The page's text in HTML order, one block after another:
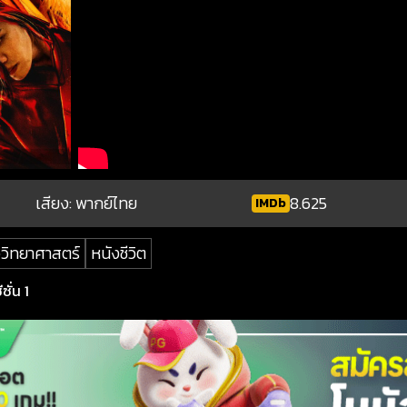
เสียง: พากย์ไทย IMDb8.625
ทยาศาสตร์ หนังชีวิต
น 1